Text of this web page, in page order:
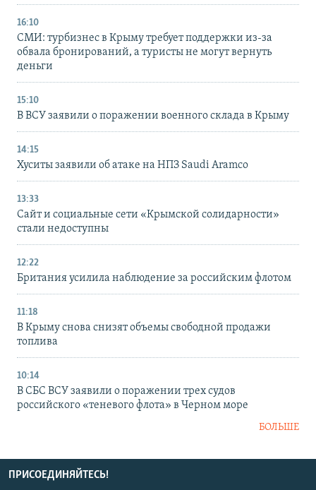
16:10
СМИ: турбизнес в Крыму требует поддержки из-за
обвала бронирований, а туристы не могут вернуть
деньги
15:10
В ВСУ заявили о поражении военного склада в Крыму
14:15
Хуситы заявили об атаке на НПЗ Saudi Aramco
13:33
Сайт и социальные сети «Крымской солидарности»
стали недоступны
12:22
Британия усилила наблюдение за российским флотом
11:18
В Крыму снова снизят объемы свободной продажи
топлива
10:14
В СБС ВСУ заявили о поражении трех судов
российского «теневого флота» в Черном море
БОЛЬШЕ
ПРИСОЕДИНЯЙТЕСЬ!